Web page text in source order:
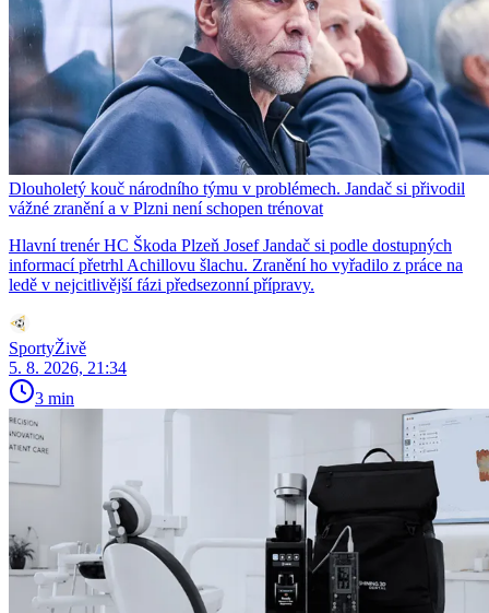
Dlouholetý kouč národního týmu v problémech. Jandač si přivodil
vážné zranění a v Plzni není schopen trénovat
Hlavní trenér HC Škoda Plzeň Josef Jandač si podle dostupných
informací přetrhl Achillovu šlachu. Zranění ho vyřadilo z práce na
ledě v nejcitlivější fázi předsezonní přípravy.
SportyŽivě
5. 8. 2026, 21:34
3 min